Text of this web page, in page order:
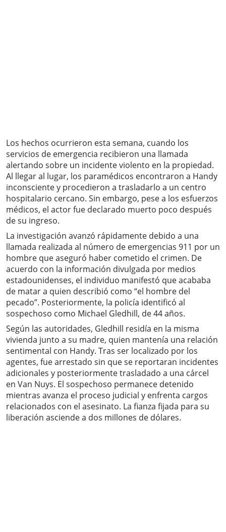
Los hechos ocurrieron esta semana, cuando los
servicios de emergencia recibieron una llamada
alertando sobre un incidente violento en la propiedad.
Al llegar al lugar, los paramédicos encontraron a Handy
inconsciente y procedieron a trasladarlo a un centro
hospitalario cercano. Sin embargo, pese a los esfuerzos
médicos, el actor fue declarado muerto poco después
de su ingreso.
La investigación avanzó rápidamente debido a una
llamada realizada al número de emergencias 911 por un
hombre que aseguró haber cometido el crimen. De
acuerdo con la información divulgada por medios
estadounidenses, el individuo manifestó que acababa
de matar a quien describió como “el hombre del
pecado”. Posteriormente, la policía identificó al
sospechoso como Michael Gledhill, de 44 años.
Según las autoridades, Gledhill residía en la misma
vivienda junto a su madre, quien mantenía una relación
sentimental con Handy. Tras ser localizado por los
agentes, fue arrestado sin que se reportaran incidentes
adicionales y posteriormente trasladado a una cárcel
en Van Nuys. El sospechoso permanece detenido
mientras avanza el proceso judicial y enfrenta cargos
relacionados con el asesinato. La fianza fijada para su
liberación asciende a dos millones de dólares.